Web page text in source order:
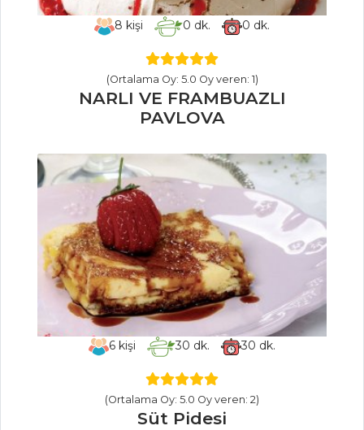
Körili Karides
Sarımsaklı
Mercimekli Köfte
İÇECEKLER
Demirhindi
Şerbeti
Reyhan Şerbeti
Sirkencübin
Şerbeti
İçecekler Tüm
8 kişi 0 dk. 0 dk.
(Ortalama Oy: 5.0 Oy veren: 1)
NARLI VE FRAMBUAZLI
PAVLOVA
6 kişi 30 dk. 30 dk.
(Ortalama Oy: 5.0 Oy veren: 2)
Süt Pidesi